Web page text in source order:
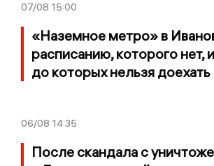
07/08 15:00
«Наземное метро» в
расписанию, которого нет,
до которых нельзя доехать
06/08 14:35
После скандала с